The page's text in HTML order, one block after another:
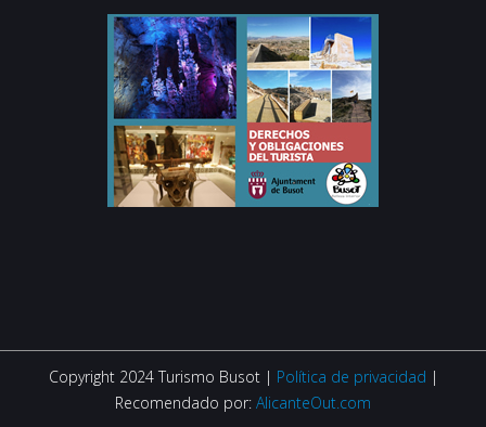
Copyright 2024 Turismo Busot | Política de privacidad |
Recomendado por: AlicanteOut.com